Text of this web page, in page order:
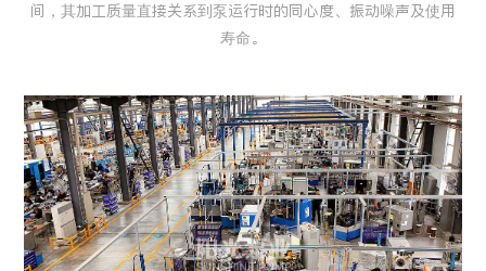
间，其加工质量直接关系到泵运行时的同心度、振动噪声及使用
寿命。